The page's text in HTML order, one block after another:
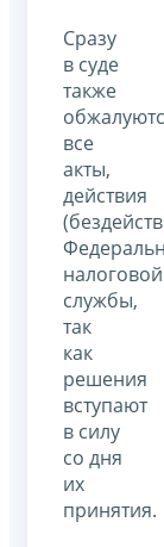
Сразу
в суде
также
все
акты,
действия
налоговой
службы,
так
как
решения
вступают
в силу
со дня
их
принятия.